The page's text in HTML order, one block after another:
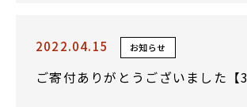
2022.04.15 お知らせ
ご寄付ありがとうございました【3